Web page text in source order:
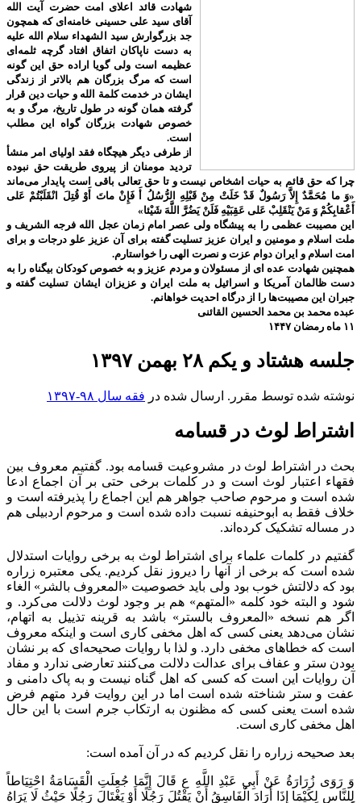
شهادت قائد اعلای امت حضرت آیت الله
آقای سید علی حسینی خامنه‌ای که همچون
جد بزرگوارش سید الشهداء سلام الله علیه
به دست ناپاکان اتفاق افتاد گرچه ثلمه‌ای
عظیمه است ولی گویا اراده حق این گونه
است که مرگ بزرگان هم بالاتر از زندگی
ایشان در خدمت کلمة الله و حیات دین قرار
گرفته همان گونه در طول تاریخ، مرگ و به
خصوص شهادت بزرگان گواه این مطلب
است.
از طرفی دیگر هیچگاه فقد اولیای امر منشأ
تردید مومنان از پیروی طریقت حق نبوده
چرا که حق قائم به حیات اشخاص نیست و تا حق تعالی باقی است پایدار می‌ماند
«وَ ما مُحَمَّدٌ إِلاَّ رَسُولٌ قَدْ خَلَتْ مِنْ قَبْلِهِ الرُّسُلُ أَ فَإِنْ ماتَ أَوْ قُتِلَ انْقَلَبْتُمْ عَلى‌
أَعْقابِكُمْ وَ مَنْ يَنْقَلِبْ عَلى‌ عَقِبَيْهِ فَلَنْ يَضُرَّ اللَّهَ شَيْئا»
این مصیبت عظمی را به پیشگاه ولی عصر امام زمان عجل الله فرجه الشریف و
ملت اسلام و مومنین و ایران عزیز تسلیت گفته برای آن عزیز علو درجات و برای
امت اسلام و ایران دوام عزت و نصرت الهی را خواستارم.
همچنین شهادت عده ای از مسئولان و مردم عزیز و به خصوص کودکان بیگناه را به
دست ظالمان آمریکا و اسرائیل به ملت ایران و عزیزان ایشان تسلیت گفته و
جبران این مصیبت‌ها را از درگاه احدیت خواهانم.
عبده محمد بن محمد الحسین القائنی
۱۱ ماه رمضان ۱۴۴۷
جلسه هشتاد و یکم ۲۸ بهمن ۱۳۹۷
نوشته شده توسط مقرر. ارسال شده در فقه سال ۹۸-۱۳۹۷
اشتراط لوث در قسامه
بحث در اشتراط لوث در مشروعیت قسامه بود. گفتیم معروف بین
فقهاء اعتبار لوث است و در کلمات برخی حتی بر آن اجماع ادعا
شده است و مرحوم صاحب جواهر هم این اجماع را پذیرفته است و
خلاف فقط به ابوحنیفه نسبت داده شده است و مرحوم اردبیلی هم
در مساله تشکیک کرده‌اند.
گفتیم در کلمات علماء برای اشتراط لوث به برخی روایات استدلال
شده است که برخی از آنها را دیروز نقل کردیم. یکی معتبره زراره
بود که دلالتش خوب بود ولی باید خصوصیت «المعروف بالشر» الغاء
شود و البته خود کلمه «المتهم» هم بر وجود لوث دلالت می‌کرد. و
اگر هم نسخه «المعروف بالستر» باشد به قرینه تذییل به اتهام،
نشان می‌دهد یعنی کسی که اهل مخفی کاری است و اینکه معروف
است که خطاهای مخفی دارد. و لذا با روایات صحیحه‌ای که بر نشان
بودن ستر و عفاف برای عدالت دلالت می‌کنند تعارضی ندارد و مفاد
آن روایات این است که کسی که اهل گناه نیست و به پاک دامنی و
عفت و ستر شناخته شده است اما در این روایت فرد متهم فرض
شده است یعنی کسی که مظنون به ارتکاب جرم است با این حال
اهل مخفی کاری است.
بعد صحیحه زراره را نقل کردیم که در آن آمده است:
وَ رَوَى زُرَارَةُ عَنْ أَبِي عَبْدِ اللَّهِ ع قَالَ إِنَّمَا جُعِلَتِ الْقَسَامَةُ
احْتِيَاطاً
لِلنَّاسِ لِكَيْمَا إِذَا أَرَادَ الْفَاسِقُ أَنْ يَقْتُلَ رَجُلًا أَوْ يَغْتَالَ رَجُلًا حَيْثُ لَا يَرَاهُ